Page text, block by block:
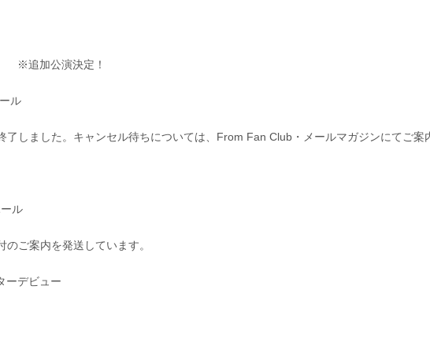
※追加公演決定！
ル
しました。キャンセル待ちについては、From Fan Club・メールマガジンにてご案
ル
ご案内を発送しています。
ーデビュー